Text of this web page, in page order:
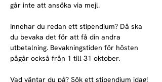
går inte att ansöka via mejl.
Innehar du redan ett stipendium? Då ska
du bevaka det för att få din andra
utbetalning. Bevakningstiden för hösten
pågår också från 1 till 31 oktober.
Vad väntar du på? Sök ett stipendium idag!